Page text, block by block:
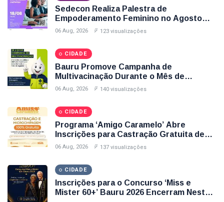
Bauru
Secretaria De Cultura Bauru
Oportunidades De Trabalho Bauru
Cultura Em Bauru
Sedecon Realiza Palestra de
Empoderamento Feminino no Agosto
Lilás com Inscrições Até Sexta-Feira (7);
06 Aug, 2026 123 visualizações
CIDADE
Bauru Promove Campanha de
Multivacinação Durante o Mês de
Agosto; Veja Postos, Horários e Vacinas
06 Aug, 2026 140 visualizações
CIDADE
Programa ‘Amigo Caramelo’ Abre
Inscrições para Castração Gratuita de
Animais no Parque Santa Edwirges em
06 Aug, 2026 137 visualizações
CIDADE
Inscrições para o Concurso ‘Miss e
Mister 60+’ Bauru 2026 Encerram Nesta